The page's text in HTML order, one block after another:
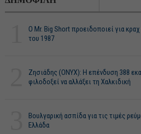
O Mr. Big Short προειδοποιεί για
του 1987
Ζησιάδης (ONYX): Η επένδυση 388
φιλοδοξεί να αλλάξει τη Χαλκιδική
Βουλγαρική ασπίδα για τις τιμές
Ελλάδα